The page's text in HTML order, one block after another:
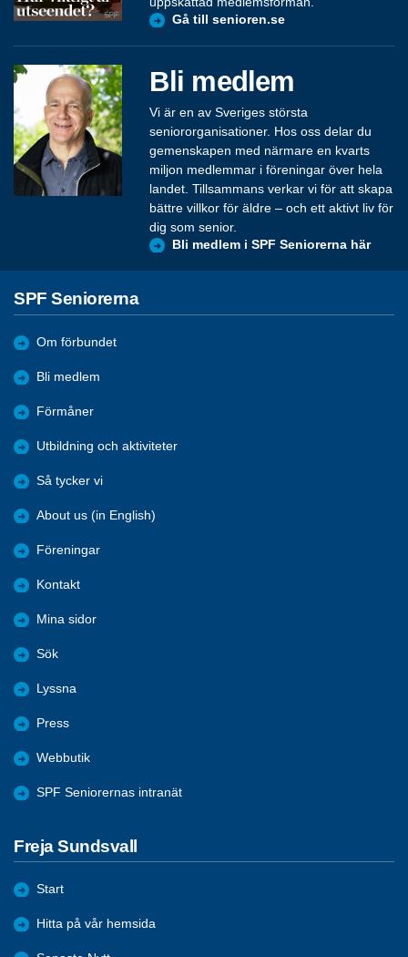
Gå till senioren.se
Bli medlem
Vi är en av Sveriges största
seniororganisationer. Hos oss delar du
gemenskapen med närmare en kvarts
miljon medlemmar i föreningar över hela
landet. Tillsammans verkar vi för att skapa
bättre villkor för äldre – och ett aktivt liv för
dig som senior.
Bli medlem i SPF Seniorerna här
SPF Seniorerna
Om förbundet
Bli medlem
Förmåner
Utbildning och aktiviteter
Så tycker vi
About us (in English)
Föreningar
Kontakt
Mina sidor
Sök
Lyssna
Press
Webbutik
SPF Seniorernas intranät
Freja Sundsvall
Start
Hitta på vår hemsida